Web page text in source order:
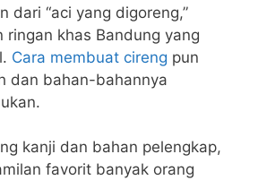
dari “aci yang digoreng,”
ringan khas Bandung yang
Cara membuat cireng pun
dan bahan-bahannya
kanji dan bahan pelengkap,
favorit banyak orang